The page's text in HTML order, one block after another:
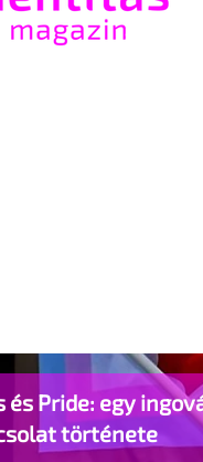
és Pride: egy
története